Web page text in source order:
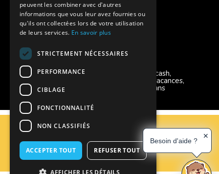
Vacances Adaptées Adulte Supernova
Modes de règlement acceptés
Chèque, Virement, Espèces, Mandats cash,
Bons CAF, Conseil général, Chèques vacances,
Carte bancaire, Prise en charge reçu sans
règlement, Prélèvement, Pass Colo
Plan du site
Espace Professionnels
Besoin d'aide ?
✕
peuvent les combiner avec d'autres
informations que vous leur avez fournies ou
qu'ils ont collectées lors de votre utilisation
de leurs services. En savoir plus
STRICTEMENT NÉCESSAIRES
PERFORMANCE
CIBLAGE
FONCTIONNALITÉ
NON CLASSIFIÉS
ACCEPTER TOUT REFUSER TOUT
AFFICHER LES DÉTAILS